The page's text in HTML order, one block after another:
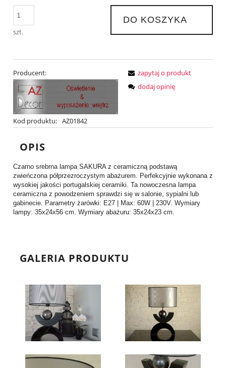
szt.
DO KOSZYKA
Producent:
Kod produktu: AZ01842
zapytaj o produkt
dodaj opinię
OPIS
Czarno srebrna lampa SAKURA z ceramiczną podstawą
zwieńczona półprzezroczystym abażurem. Perfekcyjnie wykonana z
wysokiej jakości portugalskiej ceramiki. Ta nowoczesna lampa
ceramiczna z powodzeniem sprawdzi się w salonie, sypialni lub
gabinecie. Parametry żarówki: E27 | Max: 60W | 230V. Wymiary
lampy: 35x24x56 cm. Wymiary abażuru: 35x24x23 cm.
GALERIA PRODUKTU